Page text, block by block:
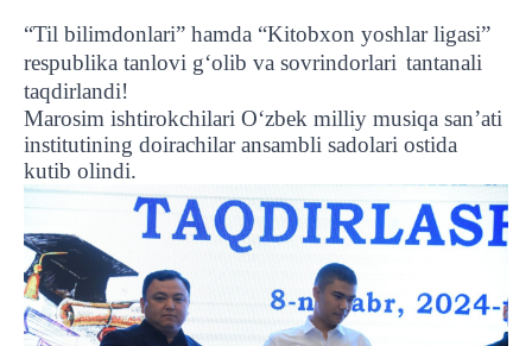
“Til bilimdonlari” hamda “Kitobxon yoshlar ligasi”
respublika tanlovi g‘olib va sovrindorlari tantanali
taqdirlandi!
Marosim ishtirokchilari O‘zbek milliy musiqa san’ati
institutining doirachilar ansambli sadolari ostida
kutib olindi.